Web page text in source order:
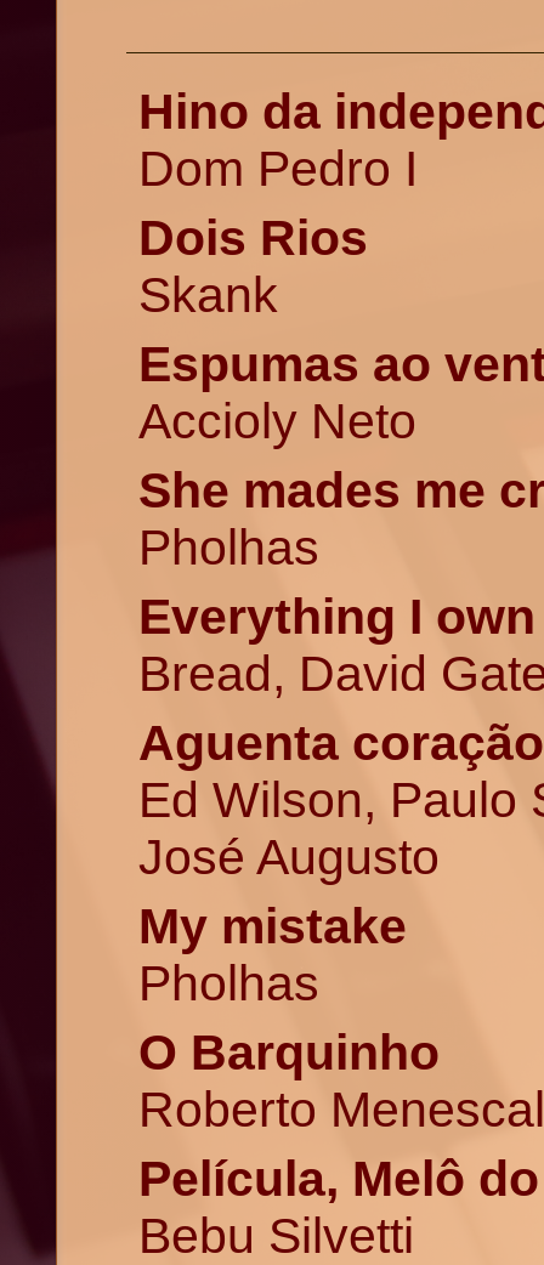
Hino da
Dom Pedro I
Dois Rios
Skank
Espumas ao
Accioly Neto
She mades me
Pholhas
Everything I own
Bread, David
Aguenta coração
Ed Wilson, Paulo
José Augusto
My mistake
Pholhas
O Barquinho
Roberto Menescal
Película, Melô
Bebu Silvetti